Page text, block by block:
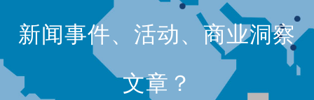
新闻事件、活动、商业洞察
文章？